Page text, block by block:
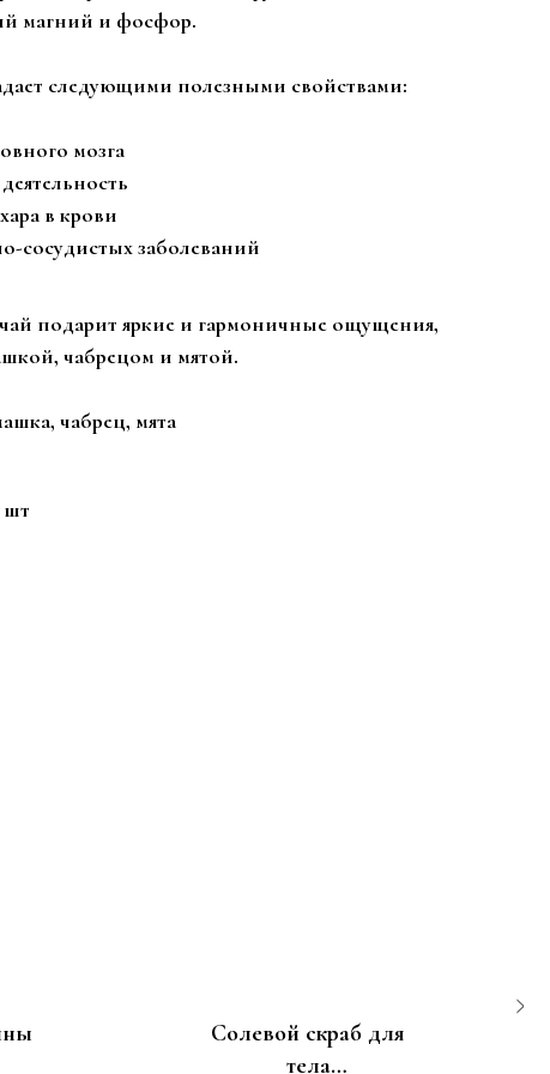
магний и фосфор.
следующими полезными свойствами:
мозга
в крови
сосудистых заболеваний
подарит яркие и гармоничные ощущения,
чабрецом и мятой.
чабрец, мята
шт
Солевой скраб для
тела